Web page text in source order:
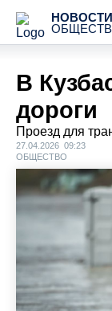
НОВОСТИ
В
дороги
Проезд для
27.04.2026 09:23
ОБЩЕСТВО